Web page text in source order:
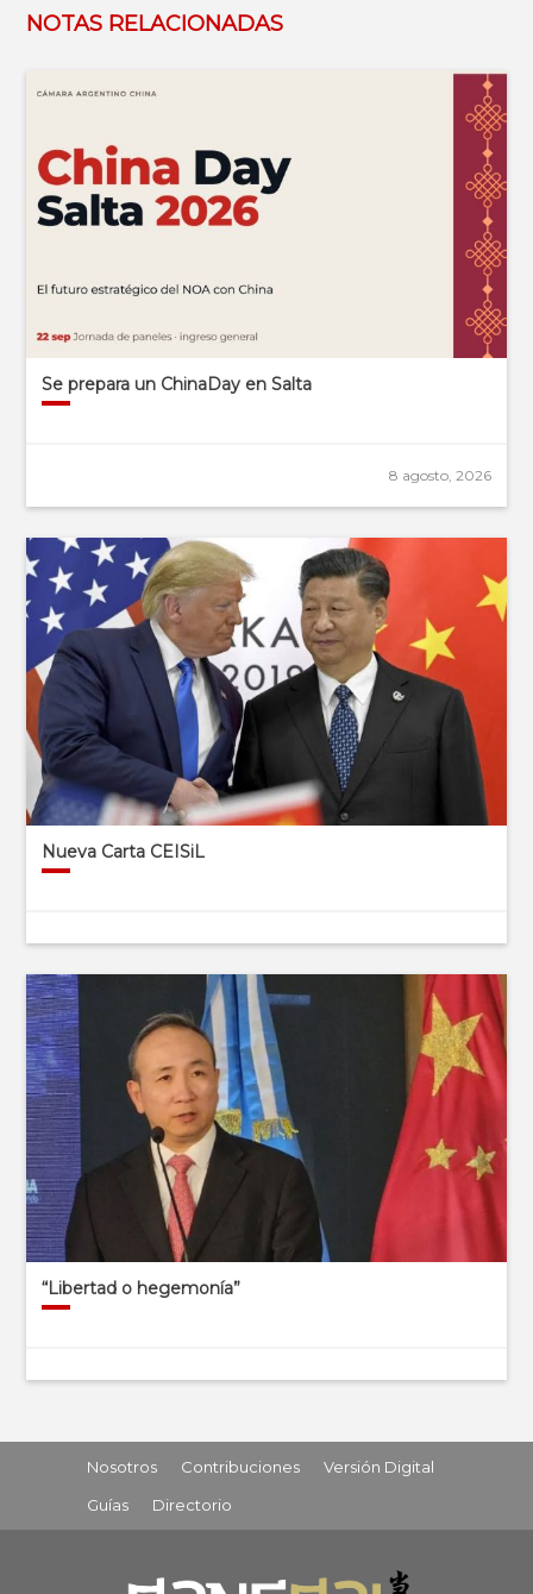
NOTAS RELACIONADAS
Se prepara un ChinaDay en Salta
8 agosto, 2026
Nueva Carta CEISiL
“Libertad o hegemonía”
Nosotros Contribuciones
Versión Digital
Guías
Directorio